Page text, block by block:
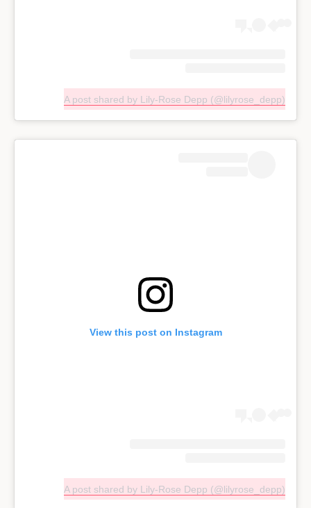
A post shared by Lily-Rose Depp (@lilyrose_depp)
View this post on Instagram
A post shared by Lily-Rose Depp (@lilyrose_depp)